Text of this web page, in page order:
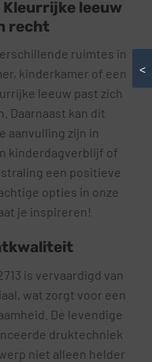
leeuw
recht
ruimtes in
kinderkamer of een
leeuw past zich
Daarnaast kan dit
aanvulling zijn in
kinderdagverblijf of
een positieve
opties in onze
je inspireren!
is vervaardigd van
wat zorgt voor een
De levendige
druktechniek
niet alleen helder
<